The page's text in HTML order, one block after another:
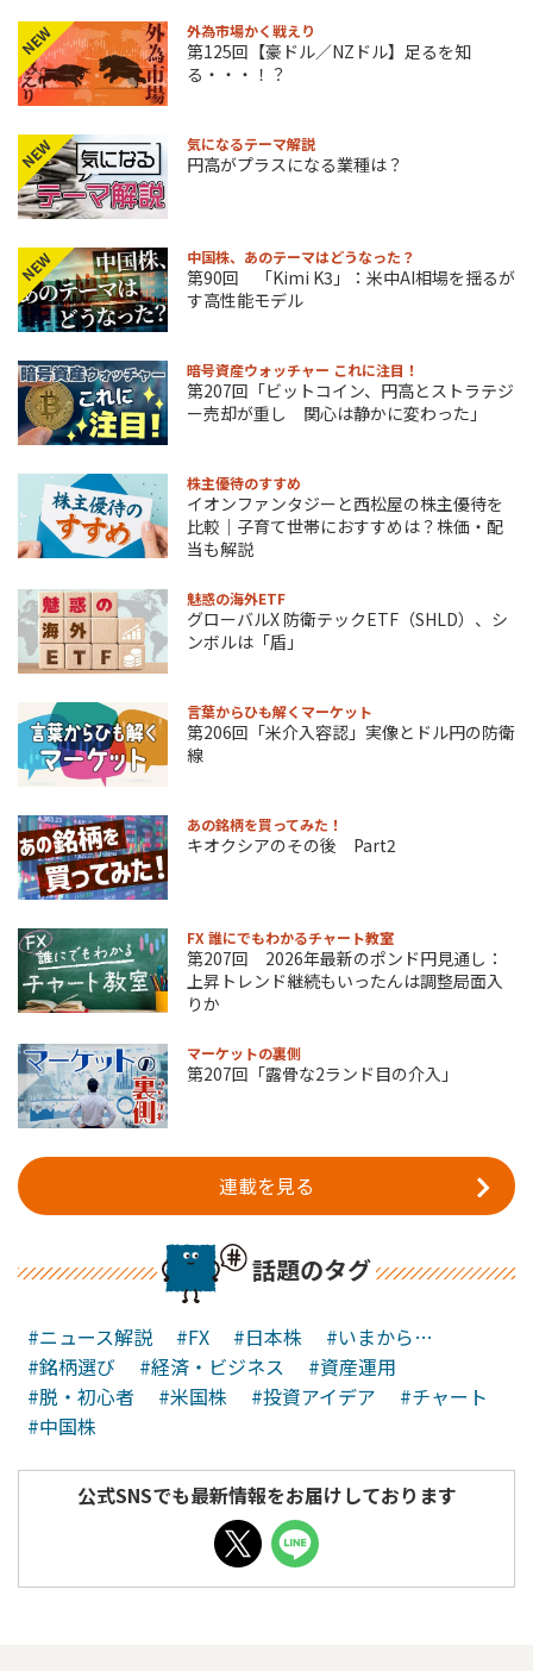
NEW 外為市場かく戦えり
第125回【豪ドル／NZドル】足るを知
る・・・！？
NEW 気になるテーマ解説
円高がプラスになる業種は？
NEW 中国株、あのテーマはどうなった？
第90回 「Kimi K3」：米中AI相場を揺るが
す高性能モデル
暗号資産ウォッチャー これに注目！
第207回「ビットコイン、円高とストラテジ
ー売却が重し 関心は静かに変わった」
株主優待のすすめ
イオンファンタジーと西松屋の株主優待を
比較｜子育て世帯におすすめは？株価・配
当も解説
魅惑の海外ETF
グローバルX 防衛テックETF（SHLD）、シ
ンボルは「盾」
言葉からひも解くマーケット
第206回「米介入容認」実像とドル円の防衛
線
あの銘柄を買ってみた！
キオクシアのその後 Part2
FX 誰にでもわかるチャート教室
第207回 2026年最新のポンド円見通し：
上昇トレンド継続もいったんは調整局面入
りか
マーケットの裏側
第207回「露骨な2ランド目の介入」
連載を見る
話題のタグ
#ニュース解説 #FX #日本株
#いまから…
#銘柄選び
#経済・ビジネス
#資産運用
#脱・初心者
#米国株 #投資アイデア
#チャート
#中国株
公式SNSでも最新情報をお届けしております